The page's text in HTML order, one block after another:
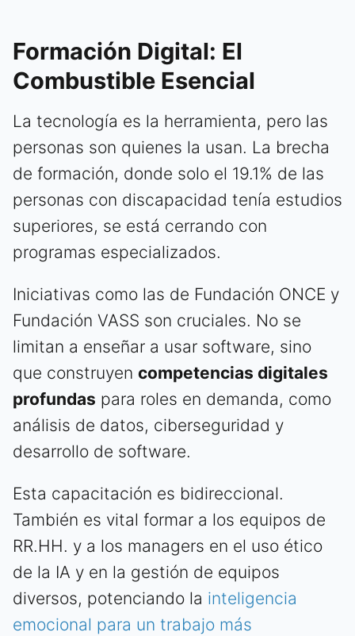
Formación Digital: El
Combustible Esencial
La tecnología es la herramienta, pero las
personas son quienes la usan. La brecha
de formación, donde solo el 19.1% de las
personas con discapacidad tenía estudios
superiores, se está cerrando con
programas especializados.
Iniciativas como las de Fundación ONCE y
Fundación VASS son cruciales. No se
limitan a enseñar a usar software, sino
que construyen competencias digitales
profundas para roles en demanda, como
análisis de datos, ciberseguridad y
desarrollo de software.
Esta capacitación es bidireccional.
También es vital formar a los equipos de
RR.HH. y a los managers en el uso ético
de la IA y en la gestión de equipos
diversos, potenciando la inteligencia
emocional para un trabajo más